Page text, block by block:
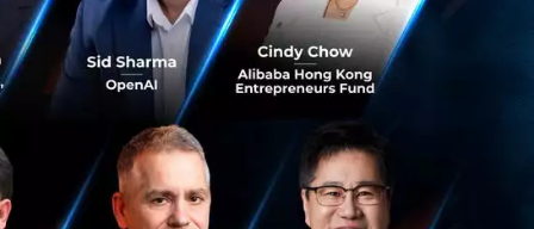
งพาตัวเองได้
องฝากลมหายใจ